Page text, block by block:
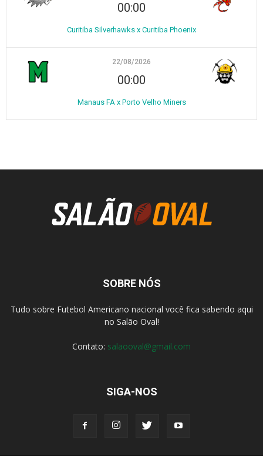
00:00
Curitiba Silverhawks x Curitiba Phoenix
22/08/2026
00:00
Manaus FA x Porto Velho Miners
SOBRE NÓS
Tudo sobre Futebol Americano nacional você fica sabendo aqui
no Salão Oval!
Contato: salaooval@gmail.com
SIGA-NOS